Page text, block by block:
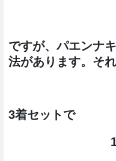
ですが、パエンナ
法があります。そ
3着セットで